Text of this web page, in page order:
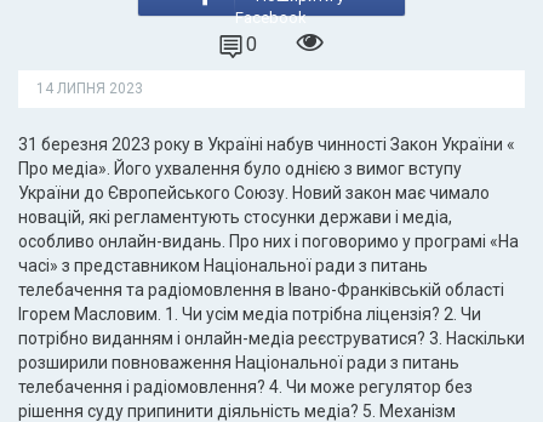
Facebook
0
14 ЛИПНЯ 2023
31 березня 2023 року в Україні набув чинності Закон України «
Про медіа». Його ухвалення було однією з вимог вступу
України до Європейського Союзу. Новий закон має чимало
новацій, які регламентують стосунки держави і медіа,
особливо онлайн-видань. Про них і поговоримо у програмі «На
часі» з представником Національної ради з питань
телебачення та радіомовлення в Івано-Франківській області
Ігорем Масловим. 1. Чи усім медіа потрібна ліцензія? 2. Чи
потрібно виданням і онлайн-медіа реєструватися? 3. Наскільки
розширили повноваження Національної ради з питань
телебачення і радіомовлення? 4. Чи може регулятор без
рішення суду припинити діяльність медіа? 5. Механізм